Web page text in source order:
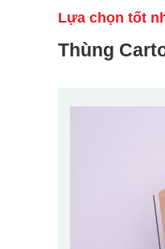
Lựa chọn tốt
Thùng